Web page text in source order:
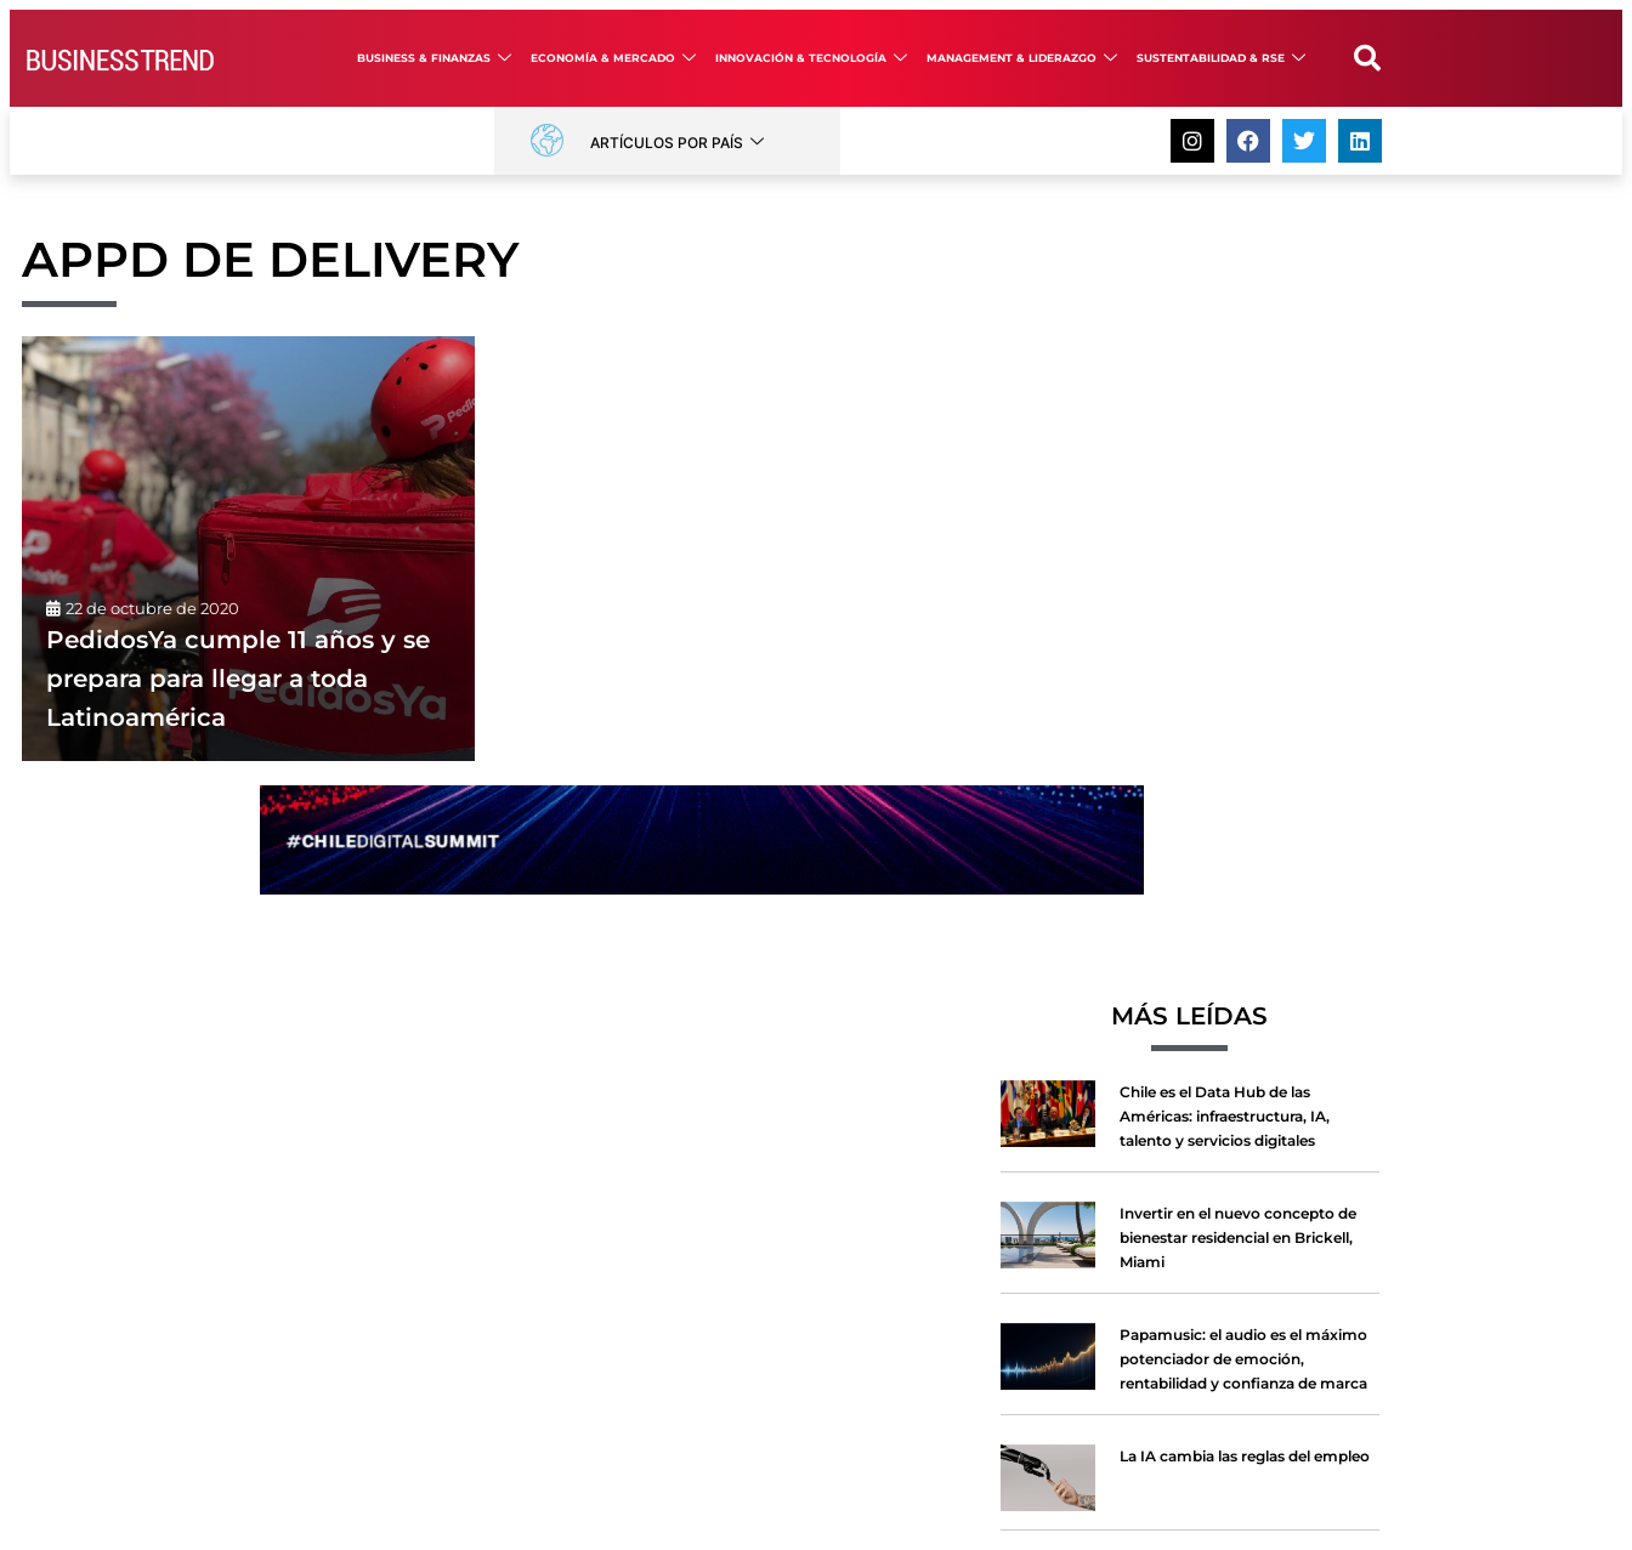
BUSINESS & FINANZAS ECONOMÍA & MERCADO INNOVACIÓN & TECNOLOGÍA MANAGEMENT & LIDERAZGO SUSTENTABILIDAD & RSE
ARTÍCULOS POR PAÍS
APPD DE DELIVERY
22 de octubre de 2020
PedidosYa cumple 11 años y se
prepara para llegar a toda
Latinoamérica
MÁS LEÍDAS
Chile es el Data Hub de las
Américas: infraestructura, IA,
talento y servicios digitales
Invertir en el nuevo concepto de
bienestar residencial en Brickell,
Miami
Papamusic: el audio es el máximo
potenciador de emoción,
rentabilidad y confianza de marca
La IA cambia las reglas del empleo